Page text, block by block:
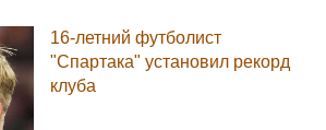
16-летний футболист
"Спартака" установил рекорд
клуба